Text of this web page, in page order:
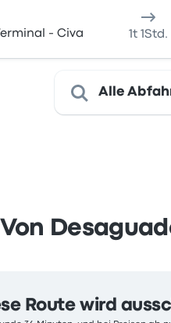
- Civa 1t 1Std.
Alle
Von
Route wird